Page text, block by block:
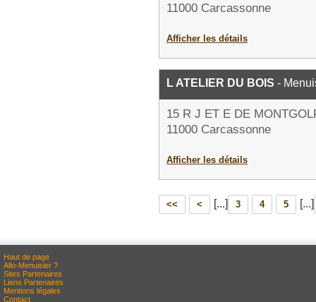
11000 Carcassonne
Afficher les détails
L ATELIER DU BOIS -
15 R J ET E DE
11000 Carcassonne
Afficher les détails
<< < [...] 3 4 5 [...]
Haut de page
Allo-Menuisier ?
Sites Partenaires
Liens Partenaires
Mentions légales
Contact